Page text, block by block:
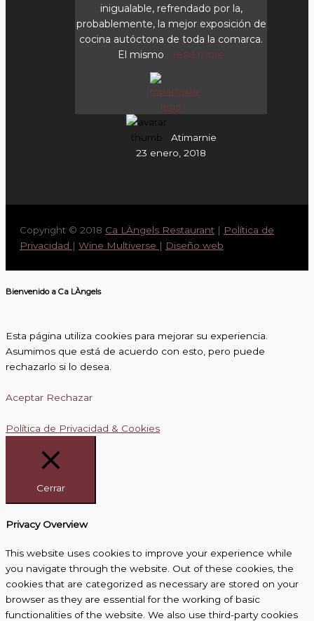
inigualable, refrendado por la,
probablemente, la mejor exposición de
cocina autóctona de toda la comarca.
El mismo... read more
Atimarnie
23 enero, 2018
Copyright © 2018 Ca LÀngels Restaurant | Política de
Privacidad | Wine Multiverse | Diseño web
Bienvenido a Ca LÀngels
Esta página utiliza cookies para mejorar su experiencia.
Asumimos que está de acuerdo con esto, pero puede
rechazarlo si lo desea.
Aceptar Rechazar
Política de Privacidad & Cookies
Cerrar
Privacy Overview
This website uses cookies to improve your experience while
you navigate through the website. Out of these cookies, the
cookies that are categorized as necessary are stored on your
browser as they are essential for the working of basic
functionalities of the website. We also use third-party cookies